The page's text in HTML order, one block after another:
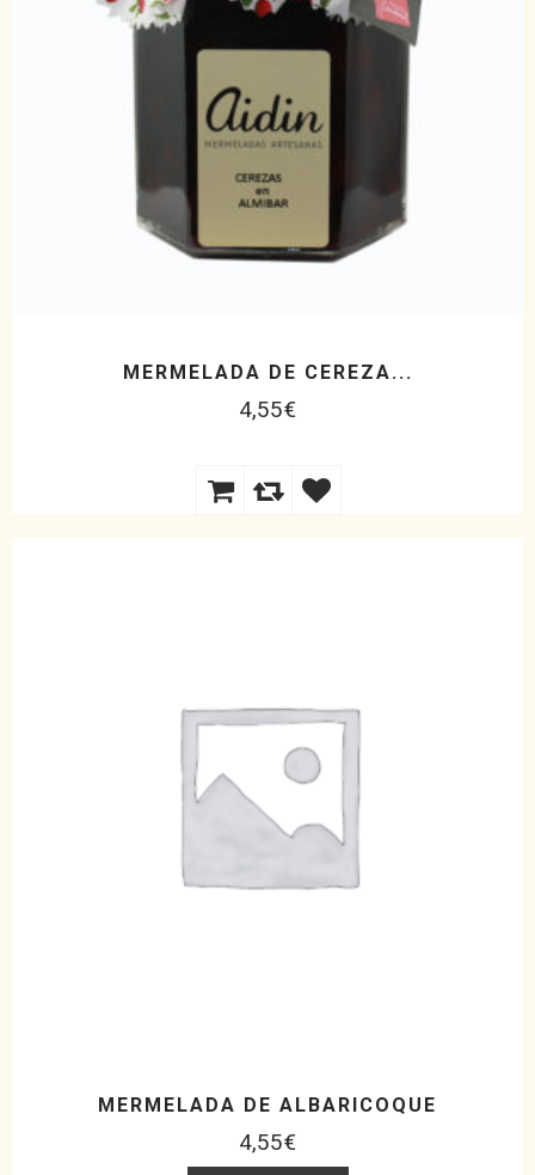
MERMELADA DE CEREZA...
4,55€
MERMELADA DE ALBARICOQUE
4,55€